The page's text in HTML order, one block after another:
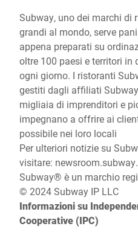
Subway, uno dei marchi di
grandi al mondo, serve
appena preparati su
oltre 100 paesi e territori in
ogni giorno. I ristoranti
gestiti dagli affiliati
migliaia di imprenditori e
impegnano a offrire ai
possibile nei loro locali
Per ulteriori notizie su
visitare:
Subway® è un marchio
© 2024 Subway IP LLC
Informazioni su
Cooperative (IPC)